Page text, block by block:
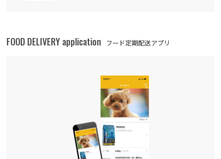
FOOD DELIVERY application フード定期配送アプリ